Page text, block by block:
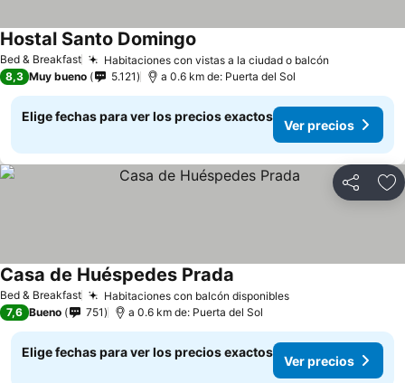
Bed & Breakfast Habitaciones con vistas a la ciudad o balcón
Hostal Santo Domingo
8,3 Muy bueno 5.121 a 0.6 km de: Puerta del Sol
Elige fechas para ver los precios exactos
Ver precios
Compartir
Bed & Breakfast Habitaciones con balcón disponiblesVer precios
Casa de Huéspedes Prada
7,6 Bueno 751 a 0.6 km de: Puerta del Sol
Elige fechas para ver los precios exactos
Ver precios